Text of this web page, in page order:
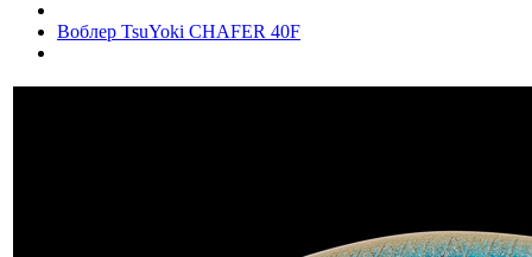
Воблер TsuYoki CHAFER 40F